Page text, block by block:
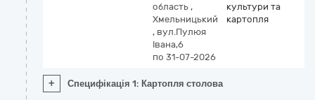
область ,
Хмельницький
, вул.Пулюя
Івана,6
по 31-07-2026
культури та
картопля
+ Специфікація 1: Картопля столова